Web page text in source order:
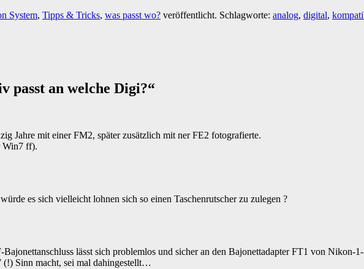
System, Tipps & Tricks, was passt wo? veröffentlicht. Schlagworte: analog, digital,
passt an welche Digi?“
Jahre mit einer FM2, später zusätzlich mit ner FE2 fotografierte.
Win7 ff).
es sich vielleicht lohnen sich so einen Taschenrutscher zu zulegen ?
lässt sich problemlos und sicher an den Bajonettadapter FT1 von Nikon-1-
(!) Sinn macht, sei mal dahingestellt…